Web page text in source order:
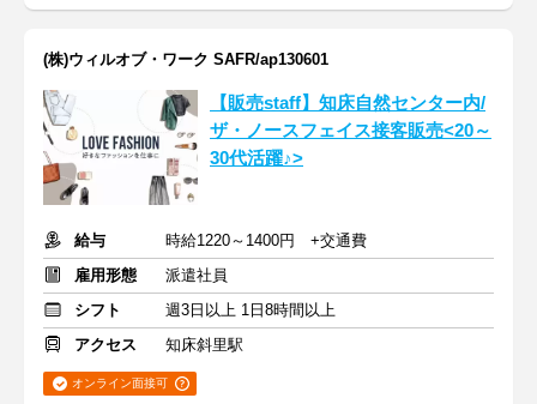
(株)ウィルオブ・ワーク SAFR/ap130601
【販売staff】知床自然センター内/
ザ・ノースフェイス接客販売<20～
30代活躍♪>
給与
時給1220～1400円 +交通費
雇用形態
派遣社員
シフト
週3日以上 1日8時間以上
アクセス
知床斜里駅
オンライン面接可